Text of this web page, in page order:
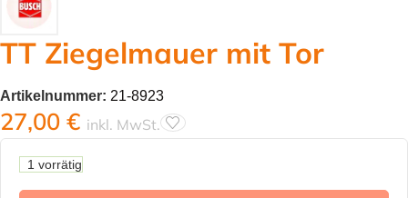
TT Ziegelmauer mit Tor
Artikelnummer: 21-8923
27,00 € inkl. MwSt.
1 vorrätig